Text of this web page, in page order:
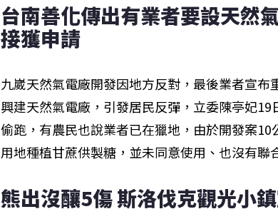
台南善化傳出有業者要設天然
接獲申請
九崴天然氣電廠開發因地方反對，最後業者宣
興建天然氣電廠，引發居民反彈，立委陳亭妃
偷跑，有農民也說業者已在獵地，由於開發案
用地種植甘蔗供製糖，並未同意使用、也沒有聯
熊出沒釀5傷 斯洛伐克觀光小